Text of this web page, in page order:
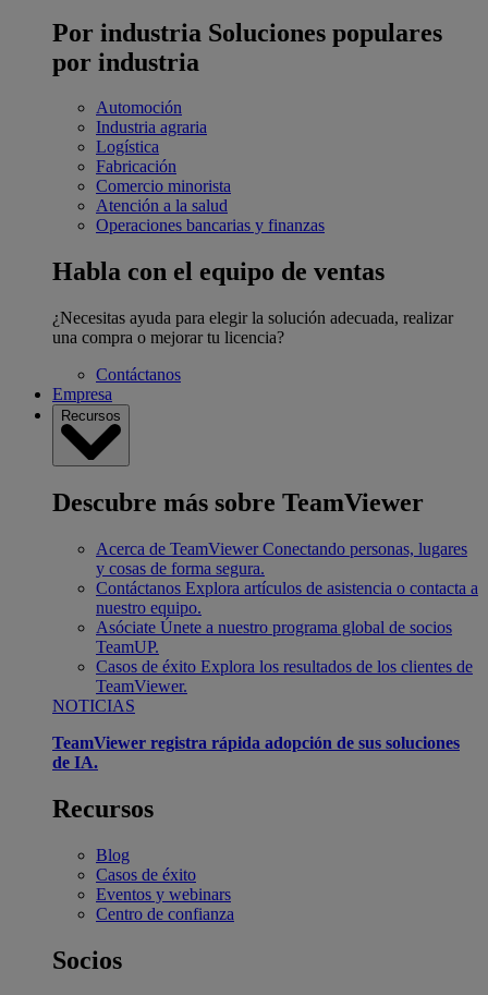
Por industria Soluciones populares
por industria
Automoción
Industria agraria
Logística
Fabricación
Comercio minorista
Atención a la salud
Operaciones bancarias y finanzas
Habla con el equipo de ventas
¿Necesitas ayuda para elegir la solución adecuada, realizar
una compra o mejorar tu licencia?
Contáctanos
Empresa
Recursos
Descubre más sobre TeamViewer
Acerca de TeamViewer Conectando personas, lugares
y cosas de forma segura.
Contáctanos Explora artículos de asistencia o contacta a
nuestro equipo.
Asóciate Únete a nuestro programa global de socios
TeamUP.
Casos de éxito Explora los resultados de los clientes de
TeamViewer.
NOTICIAS
TeamViewer registra rápida adopción de sus soluciones
de IA.
Recursos
Blog
Casos de éxito
Eventos y webinars
Centro de confianza
Socios